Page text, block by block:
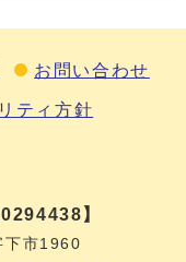
お問い合わせ
ティ方針
】
下市1960